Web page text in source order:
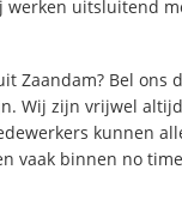
werken uitsluitend
Zaandam? Bel ons
Wij zijn vrijwel
kunnen
vaak binnen no